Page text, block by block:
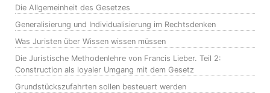
Die Allgemeinheit des Gesetzes
Generalisierung und Individualisierung im Rechtsdenken
Was Juristen über Wissen wissen müssen
Die Juristische Methodenlehre von Francis Lieber. Teil 2:
Construction als loyaler Umgang mit dem Gesetz
Grundstückszufahrten sollen besteuert werden